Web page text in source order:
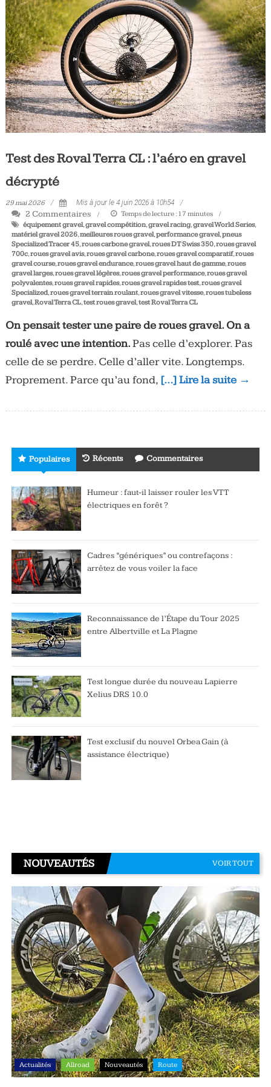
Tous
les
jours,
votre
actualité
vélo
et
triathlon
Test des Roval Terra CL : l’aéro en gravel
décrypté
29 mai 2026 Mis à jour le 4 juin 2026 à 10h54
2 Commentaires Temps de lecture : 17 minutes
équipement gravel,gravel compétition,gravel racing,gravel World Series,
matériel gravel 2026,meilleures roues gravel,performance gravel,pneus
Specialized Tracer 45,roues carbone gravel,roues DT Swiss 350,roues gravel
700c,roues gravel avis,roues gravel carbone,roues gravel comparatif,roues
gravel course,roues gravel endurance,roues gravel haut de gamme,roues
gravel larges,roues gravel légères,roues gravel performance,roues gravel
polyvalentes,roues gravel rapides,roues gravel rapides test,roues gravel
Specialized,roues gravel terrain roulant,roues gravel vitesse,roues tubeless
gravel,Roval Terra CL,test roues gravel,test Roval Terra CL
On pensait tester une paire de roues gravel. On a
roulé avec une intention.Pas celle d’explorer. Pas
celle de se perdre. Celle d’aller vite. Longtemps.
Proprement. Parce qu’au fond, […] Lire la suite →
Populaires Récents Commentaires
Humeur : faut-il laisser rouler les VTT
électriques en forêt ?
Cadres “génériques” ou contrefaçons :
arrêtez de vous voiler la face
Reconnaissance de l’Étape du Tour 2025
entre Albertville et La Plagne
Test longue durée du nouveau Lapierre
Xelius DRS 10.0
Test exclusif du nouvel Orbea Gain (à
assistance électrique)
NOUVEAUTÉS VOIR TOUT
Actualités Allroad Nouveautés Route